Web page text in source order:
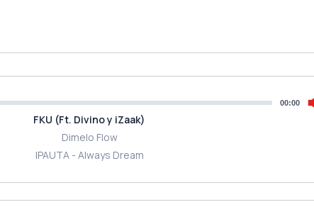
00:00
FKU (Ft. Divino y iZaak)
Dimelo Flow
IPAUTA - Always Dream